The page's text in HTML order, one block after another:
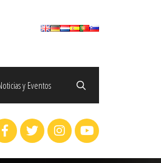
y Eventos